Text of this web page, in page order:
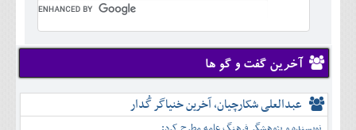
دی
بهمن
اسفند
آبان
آذر
دی
بهمن
اسفند
شهريور
مهر
آبان
آذر
دی
بهمن
تير
مرداد
شهريور
مهر
آبان
آذر
آخرین گفت و گو ها
عبدالعلی شکارچیان، آخرین خنیاگر گُدار